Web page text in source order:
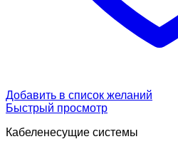
Добавить в список желаний
Быстрый просмотр
Кабеленесущие системы